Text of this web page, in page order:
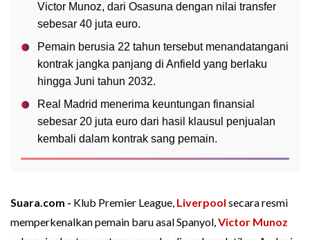
Victor Munoz, dari Osasuna dengan nilai transfer
sebesar 40 juta euro.
Pemain berusia 22 tahun tersebut menandatangani
kontrak jangka panjang di Anfield yang berlaku
hingga Juni tahun 2032.
Real Madrid menerima keuntungan finansial
sebesar 20 juta euro dari hasil klausul penjualan
kembali dalam kontrak sang pemain.
Suara.com - Klub Premier League, Liverpool secara resmi
memperkenalkan pemain baru asal Spanyol,Victor Munoz